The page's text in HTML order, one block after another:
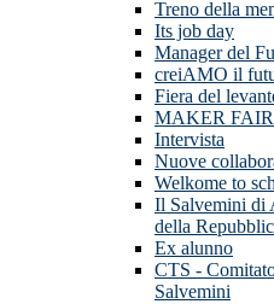
Treno della
Its job day
Manager del
creiAMO il
Fiera del
MAKER
Intervista
Nuove
Welkome to
Il Salvemini di
della
Ex alunno
CTS -
Salvemini